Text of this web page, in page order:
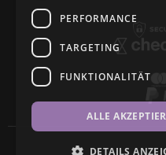
PERFORMANCE
TARGETING
FUNKTIONALITÄT
ALLE
DETAILS